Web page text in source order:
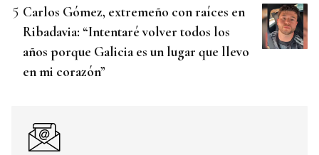
Carlos Gómez, extremeño con raíces en
Ribadavia: “Intentaré volver todos los
años porque Galicia es un lugar que llevo
en mi corazón”